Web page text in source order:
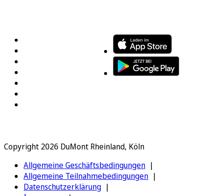
Copyright 2026 DuMont Rheinland, Köln
Allgemeine Geschäftsbedingungen
Allgemeine Teilnahmebedingungen
Datenschutzerklärung